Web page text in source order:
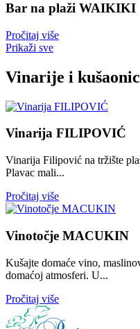
Bar na plaži WAIKIKI
Pročitaj više
Prikaži sve
Vinarije i
Vinarija FILIPOVIĆ
Vinarija Filipović na tržište
Plavac mali...
Pročitaj više
Vinotočje MACUKIN
Kušajte domaće vino,
domaćoj atmosferi. U...
Pročitaj više